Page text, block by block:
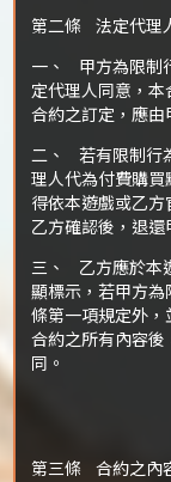
第二條 法定代理
一、 甲方為限制
定代理人同意，
合約之訂定，應由
二、 若有限制行
理人代為付費購
得依本遊戲或乙
乙方確認後，退還
三、 乙方應於本
顯標示，若甲方
條第一項規定外
合約之所有內容
同。
第三條 合約之內